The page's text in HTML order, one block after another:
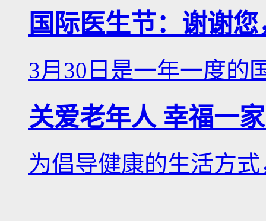
国际医生节：谢谢
3月30日是一年一度的
关爱老年人 幸福一
为倡导健康的生活方